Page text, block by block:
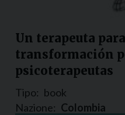
Un terapeuta
transformación
psicoterapeutas
Tipo: book
Nazione: Colombia